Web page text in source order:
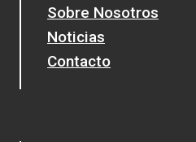
Sobre Nosotros
Noticias
Contacto